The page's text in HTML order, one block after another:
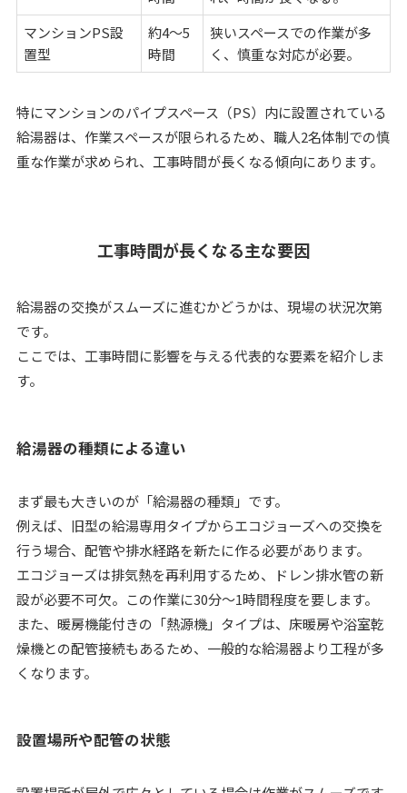
マンションPS設
置型
約4〜5
時間
狭いスペースでの作業が多
く、慎重な対応が必要。
特にマンションのパイプスペース（PS）内に設置されている
給湯器は、作業スペースが限られるため、職人2名体制での慎
重な作業が求められ、工事時間が長くなる傾向にあります。
工事時間が長くなる主な要因
給湯器の交換がスムーズに進むかどうかは、現場の状況次第
です。
ここでは、工事時間に影響を与える代表的な要素を紹介しま
す。
給湯器の種類による違い
まず最も大きいのが「給湯器の種類」です。
例えば、旧型の給湯専用タイプからエコジョーズへの交換を
行う場合、配管や排水経路を新たに作る必要があります。
エコジョーズは排気熱を再利用するため、ドレン排水管の新
設が必要不可欠。この作業に30分〜1時間程度を要します。
また、暖房機能付きの「熱源機」タイプは、床暖房や浴室乾
燥機との配管接続もあるため、一般的な給湯器より工程が多
くなります。
設置場所や配管の状態